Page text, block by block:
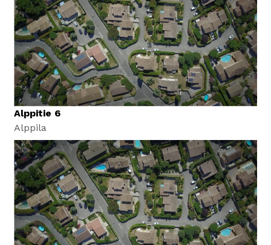
Alppitie 6
Alppila